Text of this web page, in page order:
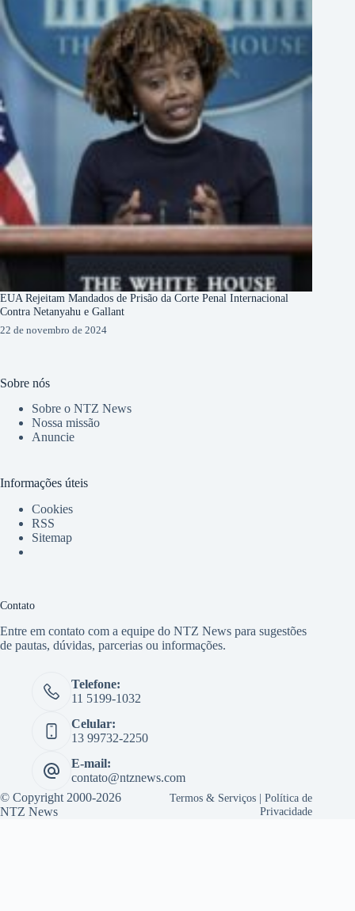
EUA Rejeitam Mandados de Prisão da Corte Penal Internacional
Contra Netanyahu e Gallant
22 de novembro de 2024
Sobre nós
Sobre o NTZ News
Nossa missão
Anuncie
Informações úteis
Cookies
RSS
Sitemap
Contato
Entre em contato com a equipe do NTZ News para sugestões
de pautas, dúvidas, parcerias ou informações.
Telefone:
11 5199-1032
Celular:
13 99732-2250
E-mail:
contato@ntznews.com
© Copyright 2000-2026
NTZ News
Termos & Serviços |Política de
Privacidade